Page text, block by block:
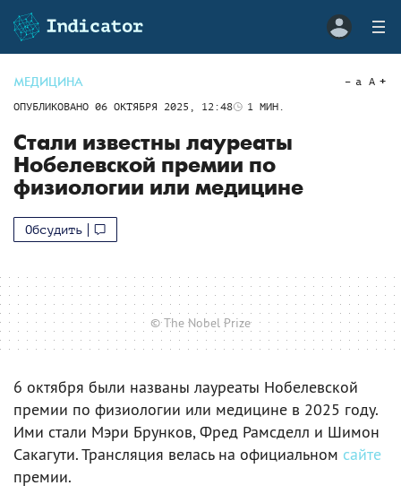
МЕДИЦИНА
ОПУБЛИКОВАНО 06 ОКТЯБРЯ 2025, 12:48 1 МИН.
a A
Стали известны лауреаты
Нобелевской премии по
физиологии или медицине
Обсудить
© The Nobel Prize
6 октября были названы лауреаты Нобелевской
премии по физиологии или медицине в 2025 году.
Ими стали Мэри Брунков, Фред Рамсделл и Шимон
Сакагути. Трансляция велась на официальном сайте
премии.